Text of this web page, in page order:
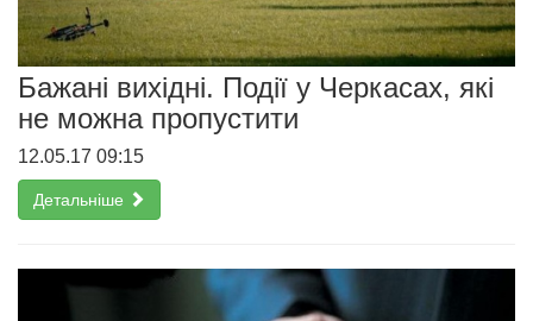
Бажані вихідні. Події у Черкасах, які
не можна пропустити
12.05.17 09:15
Детальніше